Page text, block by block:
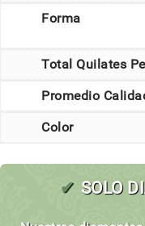
Forma
Total Quilates
Promedio
Color
✔ SOLO